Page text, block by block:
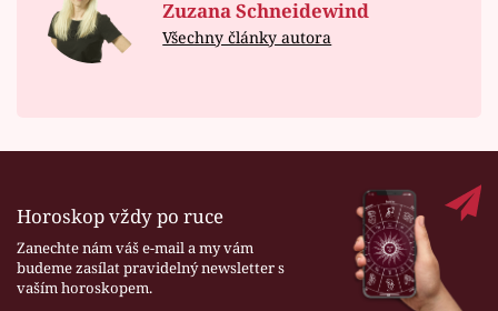
Zuzana Schneidewind
Všechny články autora
Horoskop vždy po ruce
Zanechte nám váš e-mail a my vám
budeme zasílat pravidelný newsletter s
vaším horoskopem.